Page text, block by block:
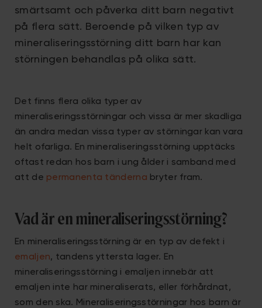
smärtsamt och påverka ditt barn negativt
på flera sätt. Beroende på vilken typ av
mineraliseringsstörning ditt barn har kan
störningen behandlas på olika sätt.
Det finns flera olika typer av
mineraliseringsstörningar och vissa är mer skadliga
än andra medan vissa typer av störningar kan vara
helt ofarliga. En mineraliseringsstörning upptäcks
oftast redan hos barn i ung ålder i samband med
att de permanenta tänderna bryter fram.
Vad är en mineraliseringsstörning?
En mineraliseringsstörning är en typ av defekt i
emaljen, tandens yttersta lager. En
mineraliseringsstörning i emaljen innebär att
emaljen inte har mineraliserats, eller förhårdnat,
som den ska. Mineraliseringsstörningar hos barn är